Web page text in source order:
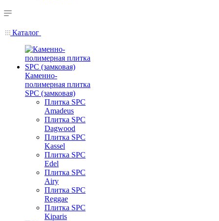
Каталог
Каменно-
полимерная плитка
SPC (замковая)
Плитка SPC
Amadeus
Плитка SPC
Dagwood
Плитка SPC
Kassel
Плитка SPC
Edel
Плитка SPC
Airy
Плитка SPC
Reggae
Плитка SPC
Kiparis